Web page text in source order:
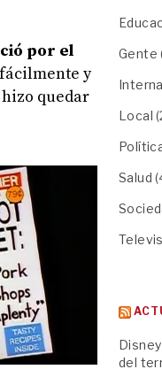
por el
y
quedar
Gente
Local
Salud
del